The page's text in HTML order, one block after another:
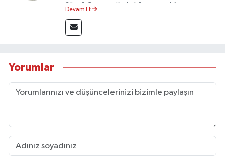
Sözcü Gazetesi’nde köşe yazarlığı yapmış ve
Devam Et
Yorumlar